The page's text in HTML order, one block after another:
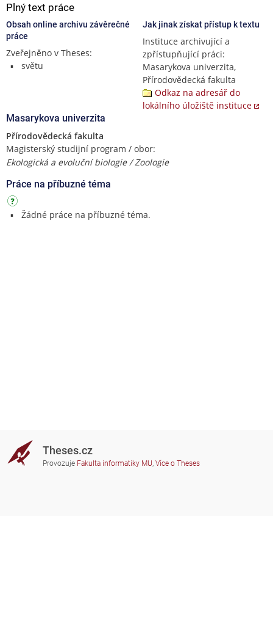
Plný text práce
Obsah online archivu závěrečné
práce
Zveřejněno v Theses:
světu
Jak jinak získat přístup k textu
Instituce archivující a
zpřístupňující práci:
Masarykova univerzita,
Přírodovědecká fakulta
Odkaz na adresář do
lokálního úložiště instituce
Masarykova univerzita
Přírodovědecká fakulta
Magisterský studijní program / obor:
Ekologická a evoluční biologie / Zoologie
Práce na příbuzné téma
Žádné práce na příbuzné téma.
Theses.cz
Provozuje Fakulta informatiky MU, Více o Theses